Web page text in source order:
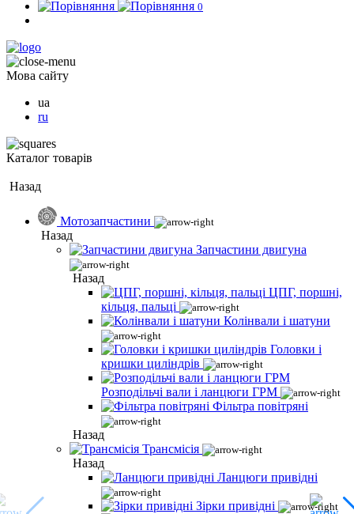
0
Мова сайту
ua
ru
Каталог товарів
Назад
Мотозапчастини
Назад
Запчастини двигуна
Назад
ЦПГ, поршні,
кільця, пальці
Колінвали і шатуни
Головки і
кришки циліндрів
Розподільчі вали і ланцюги ГРМ
Фільтра повітряні
Назад
Трансмісія
Назад
Ланцюги привідні
Зірки привідні